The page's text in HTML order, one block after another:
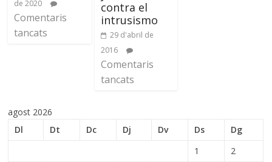
de 2020
Comentaris
tancats
contra el
intrusismo
29 d'abril de
2016
Comentaris
tancats
agost 2026
Dl
Dt Dc Dj Dv Ds
Dg
1
2